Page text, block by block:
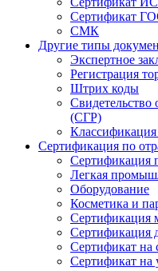
Сертификат
СМК
Другие типы
Экспертное
Регистрация
Штрих коды
Свидетельство
(СГР)
Сертификация по
Сертификация
Легкая
Оборудование
Косметика и
Сертификация
Сертификация
Сертификат на
Сертификат на